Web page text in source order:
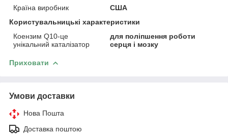
Країна виробник
США
Користувальницькі характеристики
Коензим Q10-це
унікальний каталізатор
для поліпшення роботи
серця і мозку
Приховати
Умови доставки
Нова Пошта
Доставка поштою